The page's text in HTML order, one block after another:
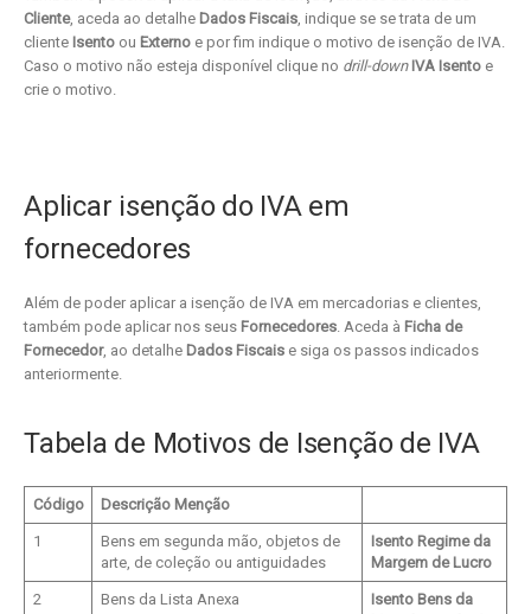
Cliente, aceda ao detalhe Dados Fiscais, indique se se trata de um
cliente Isento ou Externo e por fim indique o motivo de isenção de IVA.
Caso o motivo não esteja disponível clique no drill-down IVA Isento e
crie o motivo.
Aplicar isenção do IVA em
fornecedores
Além de poder aplicar a isenção de IVA em mercadorias e clientes,
também pode aplicar nos seus Fornecedores. Aceda à Ficha de
Fornecedor, ao detalhe Dados Fiscais e siga os passos indicados
anteriormente.
Tabela de Motivos de Isenção de IVA
Código Descrição Menção
1
Bens em segunda mão, objetos de
arte, de coleção ou antiguidades
Isento Regime da
Margem de Lucro
2 Bens da Lista Anexa
Isento Bens da